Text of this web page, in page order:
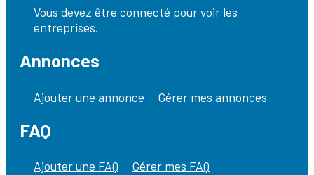
Vous devez être connecté pour voir les
entreprises.
Annonces
Ajouter une annonce Gérer mes annonces
FAQ
Ajouter une FAQ Gérer mes FAQ